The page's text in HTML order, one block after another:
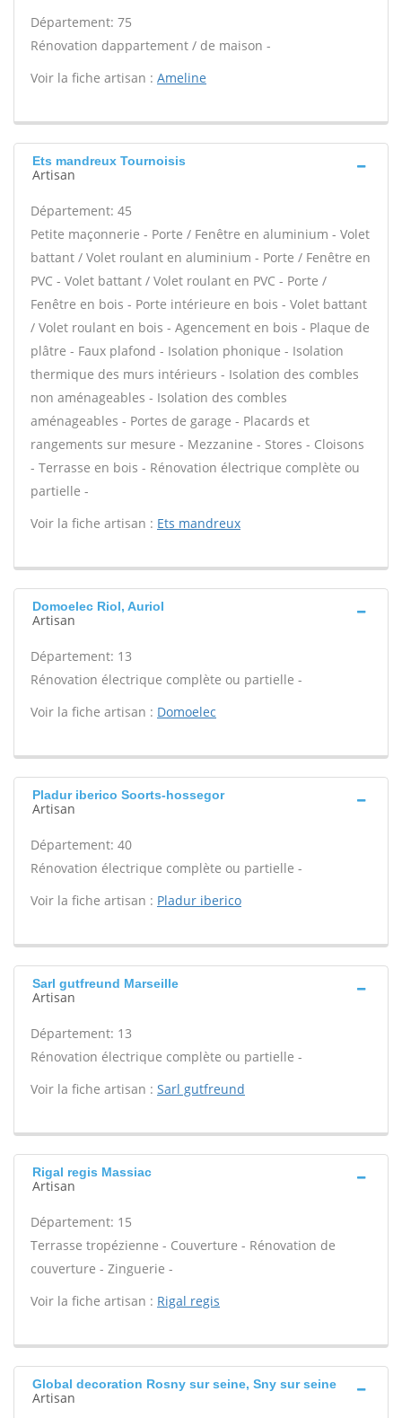
Département: 75
Rénovation dappartement / de maison -
Voir la fiche artisan : Ameline
Ets mandreux Tournoisis
Artisan
Département: 45
Petite maçonnerie - Porte / Fenêtre en aluminium - Volet
battant / Volet roulant en aluminium - Porte / Fenêtre en
PVC - Volet battant / Volet roulant en PVC - Porte /
Fenêtre en bois - Porte intérieure en bois - Volet battant
/ Volet roulant en bois - Agencement en bois - Plaque de
plâtre - Faux plafond - Isolation phonique - Isolation
thermique des murs intérieurs - Isolation des combles
non aménageables - Isolation des combles
aménageables - Portes de garage - Placards et
rangements sur mesure - Mezzanine - Stores - Cloisons
- Terrasse en bois - Rénovation électrique complète ou
partielle -
Voir la fiche artisan : Ets mandreux
Domoelec Riol, Auriol
Artisan
Département: 13
Rénovation électrique complète ou partielle -
Voir la fiche artisan : Domoelec
Pladur iberico Soorts-hossegor
Artisan
Département: 40
Rénovation électrique complète ou partielle -
Voir la fiche artisan : Pladur iberico
Sarl gutfreund Marseille
Artisan
Département: 13
Rénovation électrique complète ou partielle -
Voir la fiche artisan : Sarl gutfreund
Rigal regis Massiac
Artisan
Département: 15
Terrasse tropézienne - Couverture - Rénovation de
couverture - Zinguerie -
Voir la fiche artisan : Rigal regis
Global decoration Rosny sur seine, Sny sur seine
Artisan